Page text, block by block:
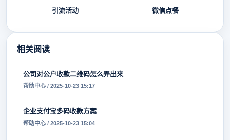
引流活动 微信点餐
相关阅读
公司对公户收款二维码怎么弄出来
帮助中心 / 2025-10-23 15:17
企业支付宝多码收款方案
帮助中心 / 2025-10-23 15:04